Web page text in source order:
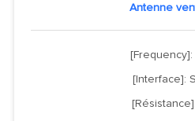
Antenne
[Frequency]:
[Interface]: